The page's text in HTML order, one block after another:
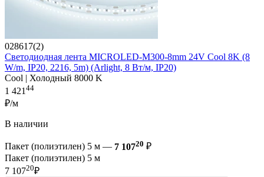
028617(2)
Светодиодная лента MICROLED-M300-8mm 24V Cool 8K (8
W/m, IP20, 2216, 5m) (Arlight, 8 Вт/м, IP20)
Cool | Холодный 8000 K
1 42144
₽/м
В наличии
Пакет (полиэтилен) 5 м — 7 10720 ₽
Пакет (полиэтилен) 5 м
7 10720₽